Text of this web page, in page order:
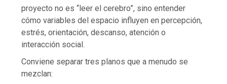
proyecto no es “leer el cerebro”, sino entender
cómo variables del espacio influyen en percepción,
estrés, orientación, descanso, atención o
interacción social.
Conviene separar tres planos que a menudo se
mezclan: